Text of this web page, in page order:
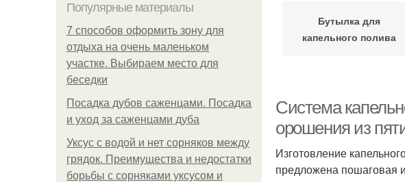
Популярные материалы
7 способов оформить зону для
отдыха на очень маленьком
участке. Выбираем место для
беседки
Посадка дубов саженцами. Посадка
и уход за саженцами дуба
Уксус с водой и нет сорняков между
грядок. Преимущества и недостатки
борьбы с сорняками уксусом и
Бутылка для
капельного полива
Система
орошения из
Изготовление
предложена пошаговая